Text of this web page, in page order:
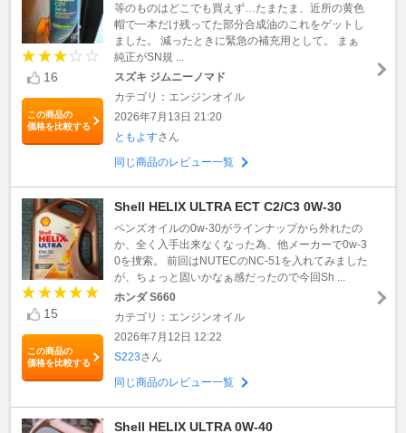
16
この商品の
価格を比較する
等のものはどこでも買えず…たまたま、近所の黄色
帽で一本だけ残ってた部分合成油のこれをゲットし
ました。 減ったときに緊急の補充用として。 まぁ
純正がSN規 ...
スズキ ジムニーノマド
カテゴリ：エンジンオイル
2026年7月13日 21:20
ともよすさん
同じ商品のレビュー一覧
15
この商品の
価格を比較する
Shell HELIX ULTRA ECT C2/C3 0W-30
ペンズオイルの0w-30がラインナップから外れたの
か、全く入手出来なくなった為、他メーカーで0w-3
0を捜索。 前回はNUTECのNC-51を入れてみました
が、ちょっと固いかなぁ感だったので今回Sh ...
ホンダ S660
カテゴリ：エンジンオイル
2026年7月12日 12:22
S223さん
同じ商品のレビュー一覧
Shell HELIX ULTRA 0W-40